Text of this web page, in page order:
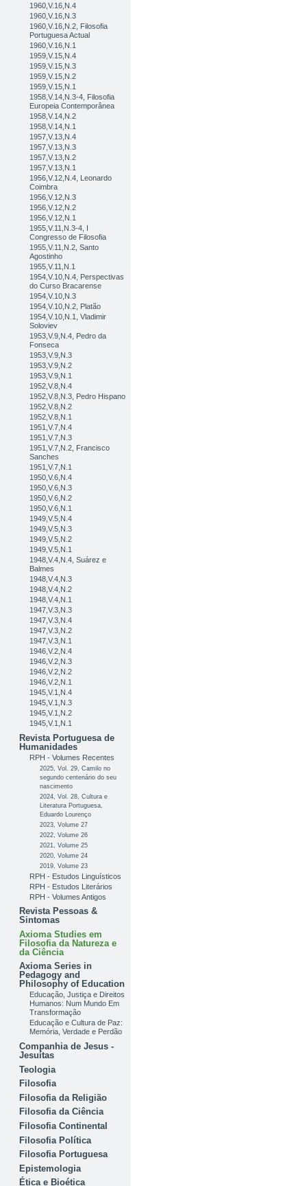
1960,V.16,N.4
1960,V.16,N.3
1960,V.16,N.2, Filosofia
Portuguesa Actual
1960,V.16,N.1
1959,V.15,N.4
1959,V.15,N.3
1959,V.15,N.2
1959,V.15,N.1
1958,V.14,N.3-4, Filosofia
Europeia Contemporânea
1958,V.14,N.2
1958,V.14,N.1
1957,V.13,N.4
1957,V.13,N.3
1957,V.13,N.2
1957,V.13,N.1
1956,V.12,N.4, Leonardo
Coimbra
1956,V.12,N.3
1956,V.12,N.2
1956,V.12,N.1
1955,V.11,N.3-4, I
Congresso de Filosofia
1955,V.11,N.2, Santo
Agostinho
1955,V.11,N.1
1954,V.10,N.4, Perspectivas
do Curso Bracarense
1954,V.10,N.3
1954,V.10,N.2, Platão
1954,V.10,N.1, Vladimir
Soloviev
1953,V.9,N.4, Pedro da
Fonseca
1953,V.9,N.3
1953,V.9,N.2
1953,V.9,N.1
1952,V.8,N.4
1952,V.8,N.3, Pedro Hispano
1952,V.8,N.2
1952,V.8,N.1
1951,V.7,N.4
1951,V.7,N.3
1951,V.7,N.2, Francisco
Sanches
1951,V.7,N.1
1950,V.6,N.4
1950,V.6,N.3
1950,V.6,N.2
1950,V.6,N.1
1949,V.5,N.4
1949,V.5,N.3
1949,V.5,N.2
1949,V.5,N.1
1948,V.4,N.4, Suárez e
Balmes
1948,V.4,N.3
1948,V.4,N.2
1948,V.4,N.1
1947,V.3,N.3
1947,V.3,N.4
1947,V.3,N.2
1947,V.3,N.1
1946,V.2,N.4
1946,V.2,N.3
1946,V.2,N.2
1946,V.2,N.1
1945,V.1,N.4
1945,V.1,N.3
1945,V.1,N.2
1945,V.1,N.1
Revista Portuguesa de
Humanidades
RPH - Volumes Recentes
2025, Vol. 29, Camilo no
segundo centenário do seu
nascimento
2024, Vol. 28, Cultura e
Literatura Portuguesa,
Eduardo Lourenço
2023, Volume 27
2022, Volume 26
2021, Volume 25
2020, Volume 24
2019, Volume 23
RPH - Estudos Linguísticos
RPH - Estudos Literários
RPH - Volumes Antigos
Revista Pessoas &
Sintomas
Axioma Studies em
Filosofia da Natureza e
da Ciência
Axioma Series in
Pedagogy and
Philosophy of Education
Educação, Justiça e Direitos
Humanos: Num Mundo Em
Transformação
Educação e Cultura de Paz:
Memória, Verdade e Perdão
Companhia de Jesus -
Jesuítas
Teologia
Filosofia
Filosofia da Religião
Filosofia da Ciência
Filosofia Continental
Filosofia Política
Filosofia Portuguesa
Epistemologia
Ética e Bioética